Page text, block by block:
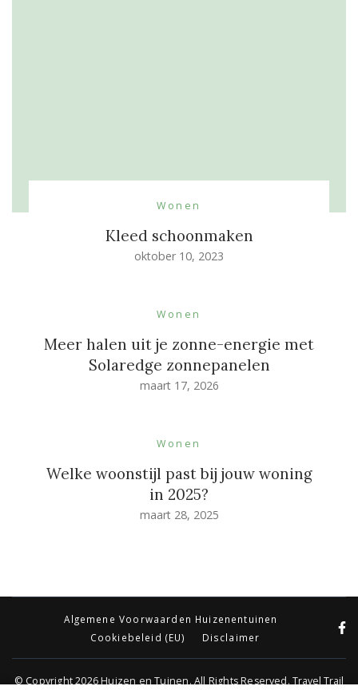
Wonen
Kleed schoonmaken
oktober 10, 2023
Wonen
Meer halen uit je zonne-energie met
Solaredge zonnepanelen
maart 17, 2026
Wonen
Welke woonstijl past bij jouw woning
in 2025?
maart 28, 2025
Algemene Voorwaarden Huizenentuinen
Cookiebeleid (EU)
Disclaimer
© Copyright 2026Huizen en Tuinen. All Rights Reserved.Travel Trail